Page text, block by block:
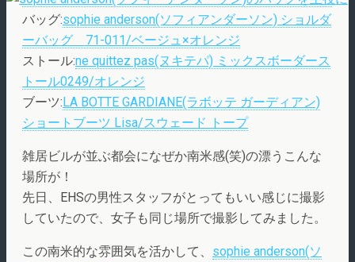
バッグ:sophie anderson(ソフィアンダーソン) ショルダ
ーバッグ 71-011/ベージュ×オレンジ
ストール:ne quittez pas(ヌキテパ) ミックスボーダース
トール0249/オレンジ
ブーツ:LA BOTTE GARDIANE(ラボッテ ガーディアン)
ショートブーツ Lisa/スウェード トープ
雑居ビルが並ぶ都会になぜか南米感(笑)の漂うこんな
場所が！
先日、EHSの男性スタッフがとってもいい感じに撮影
していたので、女子も同じ場所で撮影してみました。
この南米的な雰囲気を活かして、 sophie anderson(ソ